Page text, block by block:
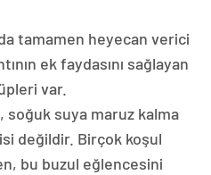
tamamen heyecan verici
ek faydasını sağlayan
var.
soğuk suya maruz kalma
değildir. Birçok koşul
bu buzul eğlencesini